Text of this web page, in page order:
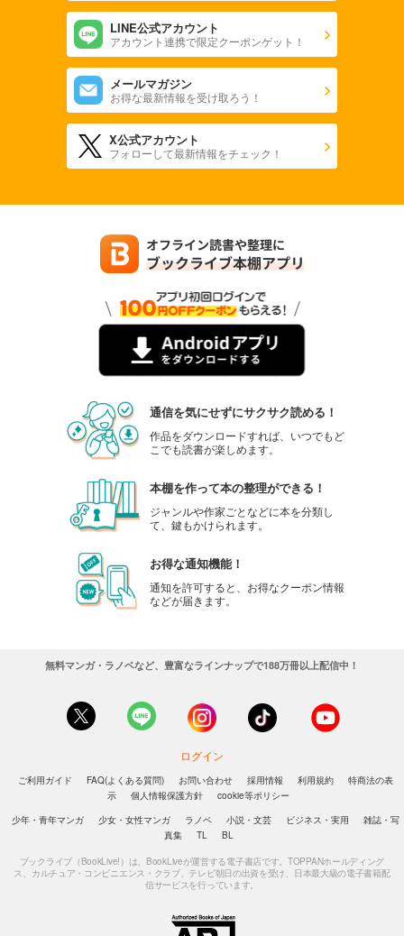
LINE公式アカウント
アカウント連携で限定クーポンゲット！
メールマガジン
お得な最新情報を受け取ろう！
X公式アカウント
フォローして最新情報をチェック！
通信を気にせずにサクサク読める！
作品をダウンロードすれば、いつでもど
こでも読書が楽しめます。
本棚を作って本の整理ができる！
ジャンルや作家ごとなどに本を分類し
て、鍵もかけられます。
お得な通知機能！
通知を許可すると、お得なクーポン情報
などが届きます。
無料マンガ・ラノベなど、豊富なラインナップで188万冊以上配信中！
ログイン
ご利用ガイド FAQ(よくある質問) お問い合わせ 採用情報 利用規約
特商法の表
示
個人情報保護方針
cookie等ポリシー
少年・青年マンガ
少女・女性マンガ ラノベ 小説・文芸 ビジネス・実用
雑誌・写
真集
TL BL
ブックライブ（BookLive!）は、BookLiveが運営する電子書店です。TOPPANホールディング
ス、カルチュア・コンビニエンス・クラブ、テレビ朝日の出資を受け、日本最大級の電子書籍配
信サービスを行っています。